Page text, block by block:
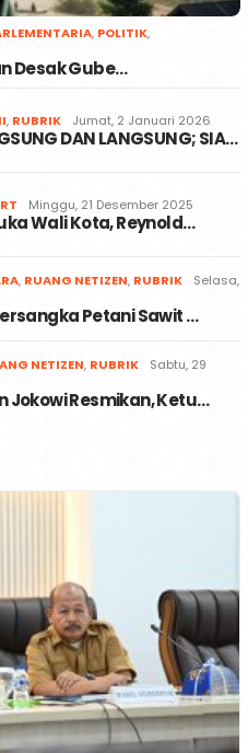
, POLITIK,
Desak Gube…
, RUBRIK Jumat, 2 Januari 2026
DAN LANGSUNG; SIA…
Minggu, 21 Desember 2025
Wali Kota, Reynold…
, RUANG NETIZEN, RUBRIK
Selasa,
Petani Sawit …
NETIZEN, RUBRIK
Sabtu, 29
Jokowi Resmikan, Ketu…